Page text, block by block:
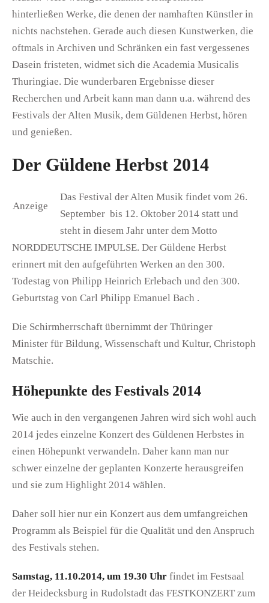
hinterließen Werke, die denen der namhaften Künstler in
nichts nachstehen. Gerade auch diesen Kunstwerken, die
oftmals in Archiven und Schränken ein fast vergessenes
Dasein fristeten, widmet sich die Academia Musicalis
Thuringiae. Die wunderbaren Ergebnisse dieser
Recherchen und Arbeit kann man dann u.a. während des
Festivals der Alten Musik, dem Güldenen Herbst, hören
und genießen.
Der Güldene Herbst 2014
Anzeige
Das Festival der Alten Musik findet vom 26.
September bis 12. Oktober 2014 statt und
steht in diesem Jahr unter dem Motto
NORDDEUTSCHE IMPULSE. Der Güldene Herbst
erinnert mit den aufgeführten Werken an den 300.
Todestag von Philipp Heinrich Erlebach und den 300.
Geburtstag von Carl Philipp Emanuel Bach .
Die Schirmherrschaft übernimmt der Thüringer
Minister für Bildung, Wissenschaft und Kultur, Christoph
Matschie.
Höhepunkte des Festivals 2014
Wie auch in den vergangenen Jahren wird sich wohl auch
2014 jedes einzelne Konzert des Güldenen Herbstes in
einen Höhepunkt verwandeln. Daher kann man nur
schwer einzelne der geplanten Konzerte herausgreifen
und sie zum Highlight 2014 wählen.
Daher soll hier nur ein Konzert aus dem umfangreichen
Programm als Beispiel für die Qualität und den Anspruch
des Festivals stehen.
Samstag, 11.10.2014, um 19.30 Uhr findet im Festsaal
der Heidecksburg in Rudolstadt das FESTKONZERT zum